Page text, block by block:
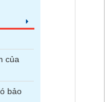
của
bảo